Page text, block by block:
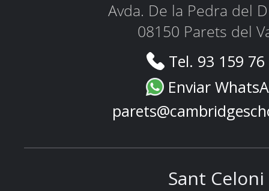
Avda. De la Pedra del
08150 Parets del
Tel. 93 159
Enviar
Sant Celoni